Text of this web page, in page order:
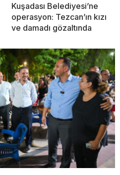
Kuşadası Belediyesi’ne
operasyon: Tezcan’ın kızı
ve damadı gözaltında